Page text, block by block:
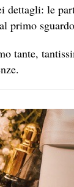
dettagli: le
primo
tante,